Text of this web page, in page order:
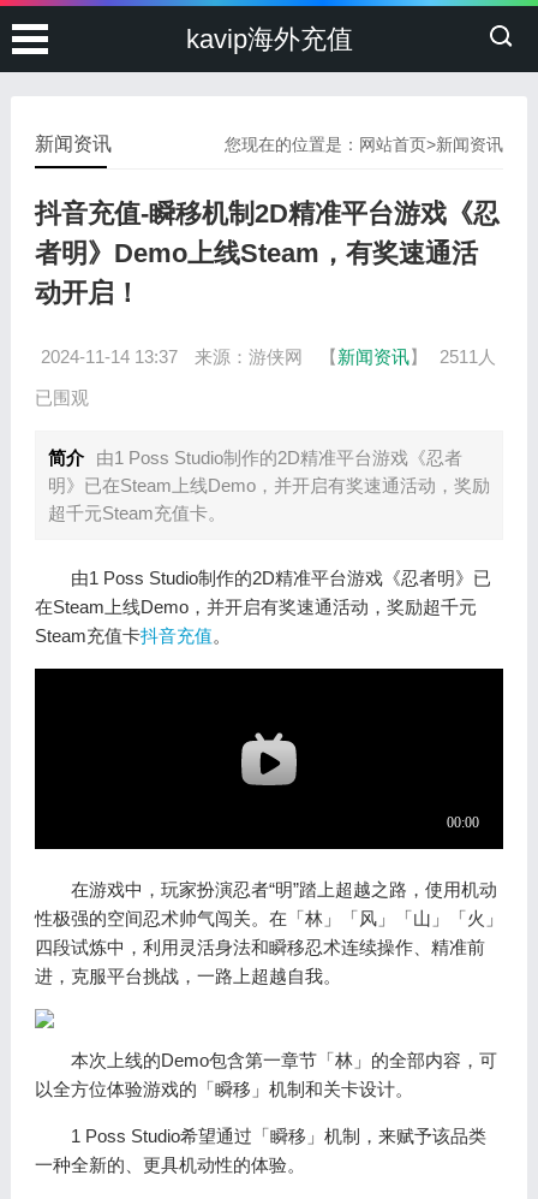
kavip海外充值
您现在的位置是： 网站首页>新闻资讯
新闻资讯
抖音充值-瞬移机制2D精准平台游戏《忍
者明》Demo上线Steam，有奖速通活
动开启！
2024-11-14 13:37 来源：游侠网 【新闻资讯】
2511人
已围观
简介
由1 Poss Studio制作的2D精准平台游戏《忍者
明》已在Steam上线Demo，并开启有奖速通活动，奖励
超千元Steam充值卡。
由1 Poss Studio制作的2D精准平台游戏《忍者明》已
在Steam上线Demo，并开启有奖速通活动，奖励超千元
Steam充值卡抖音充值。
在游戏中，玩家扮演忍者“明”踏上超越之路，使用机动
性极强的空间忍术帅气闯关。在「林」「风」「山」「火」
四段试炼中，利用灵活身法和瞬移忍术连续操作、精准前
进，克服平台挑战，一路上超越自我。
本次上线的Demo包含第一章节「林」的全部内容，可
以全方位体验游戏的「瞬移」机制和关卡设计。
1 Poss Studio希望通过「瞬移」机制，来赋予该品类
一种全新的、更具机动性的体验。